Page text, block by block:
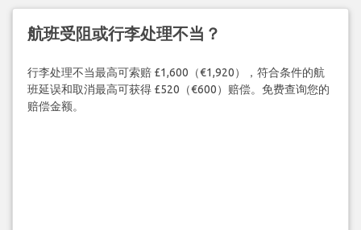
航班受阻或行李处理不当？
行李处理不当最高可索赔 £1,600（€1,920），符合条件的航
班延误和取消最高可获得 £520（€600）赔偿。免费查询您的
赔偿金额。